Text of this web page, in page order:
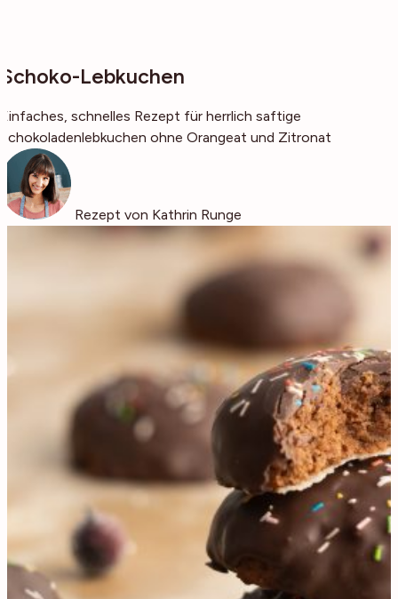
Schoko-Lebkuchen
Einfaches, schnelles Rezept für herrlich saftige
Schokoladenlebkuchen ohne Orangeat und Zitronat
Rezept von Kathrin Runge